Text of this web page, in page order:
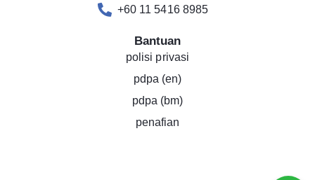
+60 11 5416 8985
Bantuan
polisi privasi
pdpa (en)
pdpa (bm)
penafian